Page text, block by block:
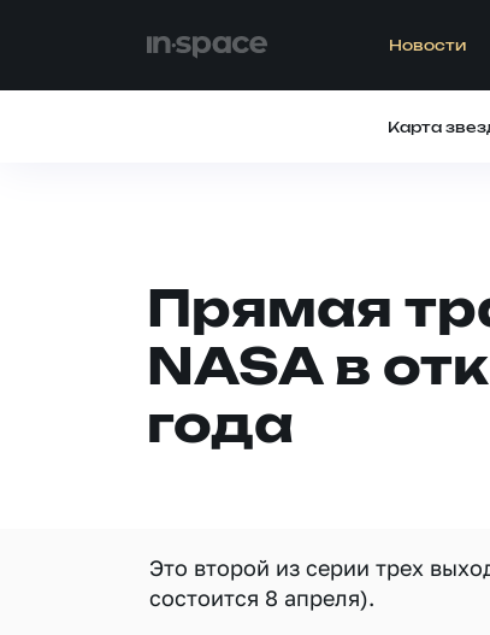
Новости
Карта
Прямая
NASA в
года
Это второй из серии трех
состоится 8 апреля).